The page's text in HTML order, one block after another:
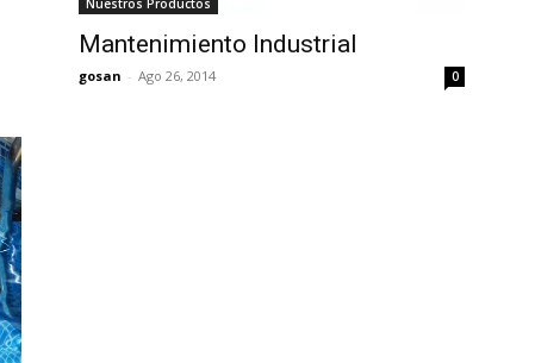
Mantenimiento Industrial
gosan - Ago 26, 2014 0